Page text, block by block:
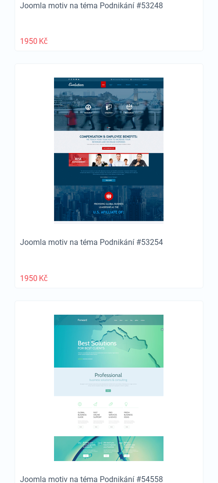
Joomla motiv na téma Podnikání #53248
1950 Kč
Joomla motiv na téma Podnikání #53254
1950 Kč
Joomla motiv na téma Podnikání #54558